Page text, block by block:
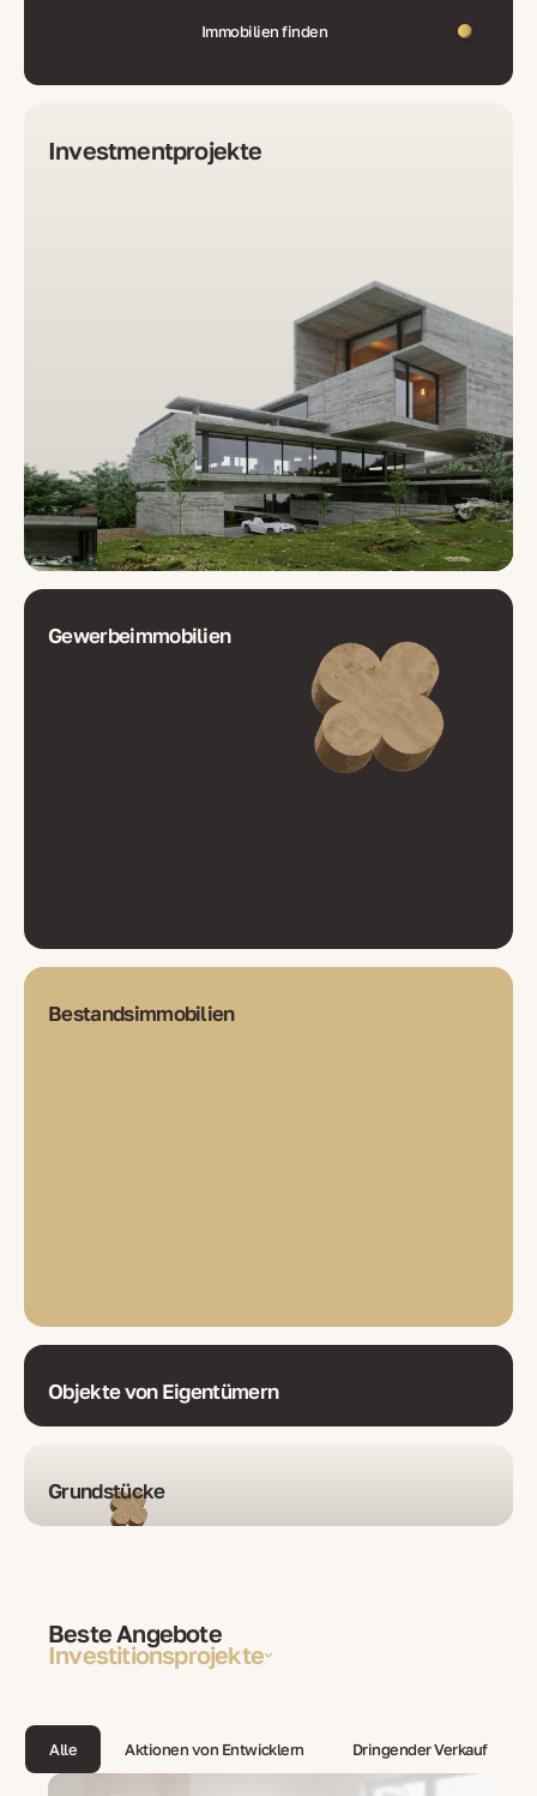
Immobilien finden
Investmentprojekte
Gewerbeimmobilien
Bestandsimmobilien
Objekte von Eigentümern
Grundstücke
Beste Angebote
Investitionsprojekte
Alle Aktionen von Entwicklern Dringender Verkauf